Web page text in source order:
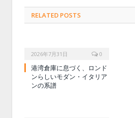
RELATED POSTS
2026年7月31日 0
港湾倉庫に息づく、ロンド
ンらしいモダン・イタリア
ンの系譜